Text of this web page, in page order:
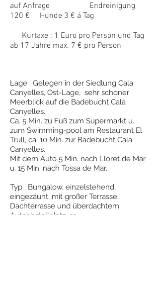
auf Anfrage Endreinigung
120 € Hunde 3 € á Tag
Kurtaxe : 1 Euro pro Person und Tag
ab 17 Jahre max. 7 € pro Person
Lage : Gelegen in der Siedlung Cala
Canyelles, Ost-Lage, sehr schöner
Meerblick auf die Badebucht Cala
Canyelles.
Ca. 5 Min. zu Fuß zum Supermarkt u.
zum Swimming-pool am Restaurant El
Trull, ca. 10 Min. zur Badebucht Cala
Canyelles.
Mit dem Auto 5 Min. nach Lloret de Mar
u. 15 Min. nach Tossa de Mar.
Typ : Bungalow, einzelstehend,
eingezäunt, mit großer Terrasse,
Dachterrasse und überdachtem
Autoabstellplatz, ca.